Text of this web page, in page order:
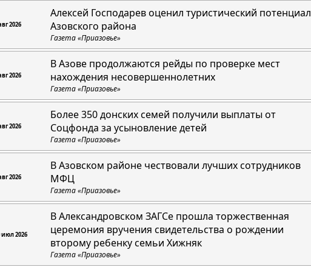
2026
Алексей Господарев оценил туристический потенциал
Азовского района
Газета «Приазовье»
2026
В Азове продолжаются рейды по проверке мест
нахождения несовершеннолетних
Газета «Приазовье»
2026
Более 350 донских семей получили выплаты от
Соцфонда за усыновление детей
Газета «Приазовье»
2026
В Азовском районе чествовали лучших сотрудников
МФЦ
Газета «Приазовье»
июл 2026
В Александровском ЗАГСе прошла торжественная
церемония вручения свидетельства о рождении
второму ребенку семьи Хижняк
Газета «Приазовье»